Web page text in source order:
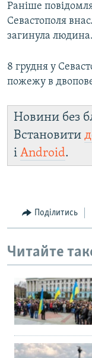
Раніше
Севастополя
загинула людина.
8 грудня у
пожежу в
Новини без
Встановити
і Android.
Поділитись
Читайте